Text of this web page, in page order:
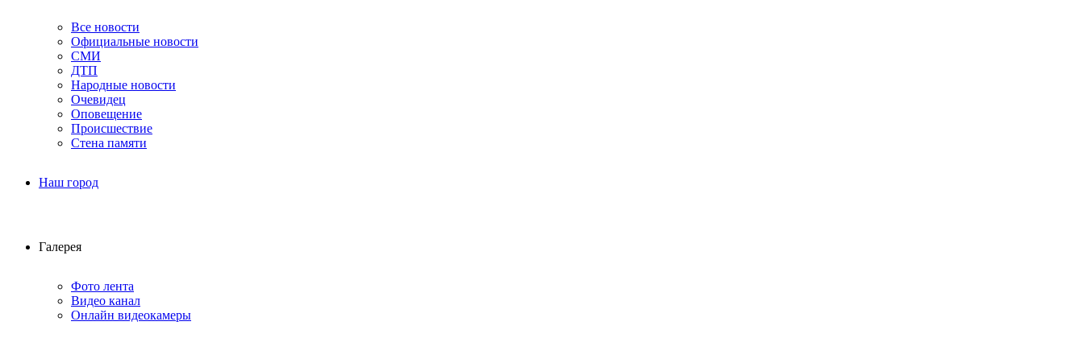
Все новости
Официальные новости
СМИ
ДТП
Народные новости
Очевидец
Оповещение
Происшествие
Стена памяти
Наш город
Галерея
Фото лента
Видео канал
Онлайн видеокамеры